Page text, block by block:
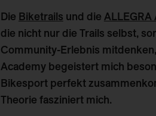
Die Biketrails und die
die nicht nur die Trails selbst,
Community-Erlebnis
Academy begeistert mich
Bikesport perfekt
Theorie fasziniert mich.